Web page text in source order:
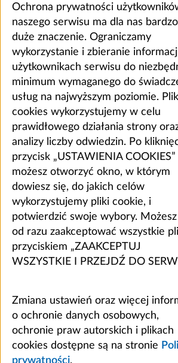
Ochrona prywatności
naszego serwisu ma dla nas bardzo
duże znaczenie. Ograniczamy
wykorzystanie i zbieranie
użytkownikach serwisu do
minimum wymaganego do
usług na najwyższym poziomie.
cookies wykorzystujemy w celu
prawidłowego działania strony
analizy liczby odwiedzin. Po
przycisk „USTAWIENIA COOKIES”
możesz otworzyć okno, w którym
dowiesz się, do jakich celów
wykorzystujemy pliki cookie, i
potwierdzić swoje wybory.
od razu zaakceptować wszystkie
przyciskiem „ZAAKCEPTUJ
WSZYSTKIE I PRZEJDŹ DO
Zmiana ustawień oraz więcej
o ochronie danych osobowych,
ochronie praw autorskich i plikach
cookies dostępne są na stronie
prywatności.